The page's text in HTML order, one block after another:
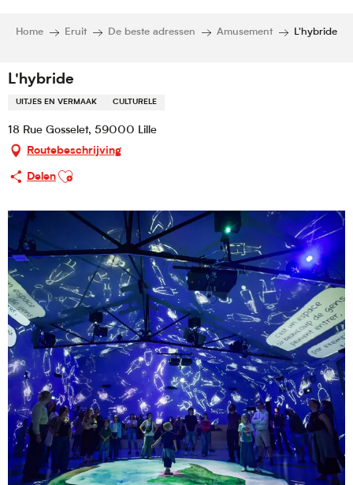
Home Eruit De beste adressen Amusement L'hybride
L'hybride
UITJES EN VERMAAK CULTURELE
18 Rue Gosselet, 59000 Lille
Routebeschrijving
Delen
Ajouter aux favoris